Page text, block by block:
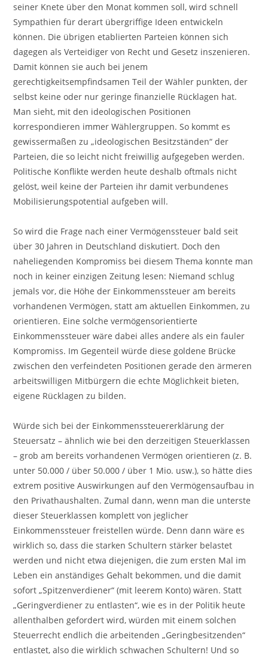
seiner Knete über den Monat kommen soll, wird schnell
Sympathien für derart übergriffige Ideen entwickeln
können. Die übrigen etablierten Parteien können sich
dagegen als Verteidiger von Recht und Gesetz inszenieren.
Damit können sie auch bei jenem
gerechtigkeitsempfindsamen Teil der Wähler punkten, der
selbst keine oder nur geringe finanzielle Rücklagen hat.
Man sieht, mit den ideologischen Positionen
korrespondieren immer Wählergruppen. So kommt es
gewissermaßen zu „ideologischen Besitzständen“ der
Parteien, die so leicht nicht freiwillig aufgegeben werden.
Politische Konflikte werden heute deshalb oftmals nicht
gelöst, weil keine der Parteien ihr damit verbundenes
Mobilisierungspotential aufgeben will.
So wird die Frage nach einer Vermögenssteuer bald seit
über 30 Jahren in Deutschland diskutiert. Doch den
naheliegenden Kompromiss bei diesem Thema konnte man
noch in keiner einzigen Zeitung lesen: Niemand schlug
jemals vor, die Höhe der Einkommenssteuer am bereits
vorhandenen Vermögen, statt am aktuellen Einkommen, zu
orientieren. Eine solche vermögensorientierte
Einkommenssteuer wäre dabei alles andere als ein fauler
Kompromiss. Im Gegenteil würde diese goldene Brücke
zwischen den verfeindeten Positionen gerade den ärmeren
arbeitswilligen Mitbürgern die echte Möglichkeit bieten,
eigene Rücklagen zu bilden.
Würde sich bei der Einkommenssteuererklärung der
Steuersatz – ähnlich wie bei den derzeitigen Steuerklassen
– grob am bereits vorhandenen Vermögen orientieren (z. B.
unter 50.000 / über 50.000 / über 1 Mio. usw.), so hätte dies
extrem positive Auswirkungen auf den Vermögensaufbau in
den Privathaushalten. Zumal dann, wenn man die unterste
dieser Steuerklassen komplett von jeglicher
Einkommenssteuer freistellen würde. Denn dann wäre es
wirklich so, dass die starken Schultern stärker belastet
werden und nicht etwa diejenigen, die zum ersten Mal im
Leben ein anständiges Gehalt bekommen, und die damit
sofort „Spitzenverdiener“ (mit leerem Konto) wären. Statt
„Geringverdiener zu entlasten“, wie es in der Politik heute
allenthalben gefordert wird, würden mit einem solchen
Steuerrecht endlich die arbeitenden „Geringbesitzenden“
entlastet, also die wirklich schwachen Schultern! Und so